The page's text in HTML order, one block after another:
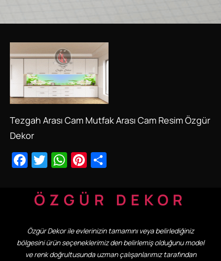
Tezgah Arası Cam Mutfak Arası Cam Resim Özgür
Dekor
Facebook
Twitter
WhatsApp
Pinterest
ÖZGÜR DEKOR
Özgür Dekor ile evlerinizin tamamını veya belirlediğiniz
bölgesini ürün seçeneklerimiz den belirlemiş olduğunu model
ve renk doğrultusunda uzman çalışanlarımız tarafından